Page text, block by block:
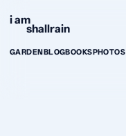
i am
shallrain
GARDENBLOGBOOKSPHOTOS